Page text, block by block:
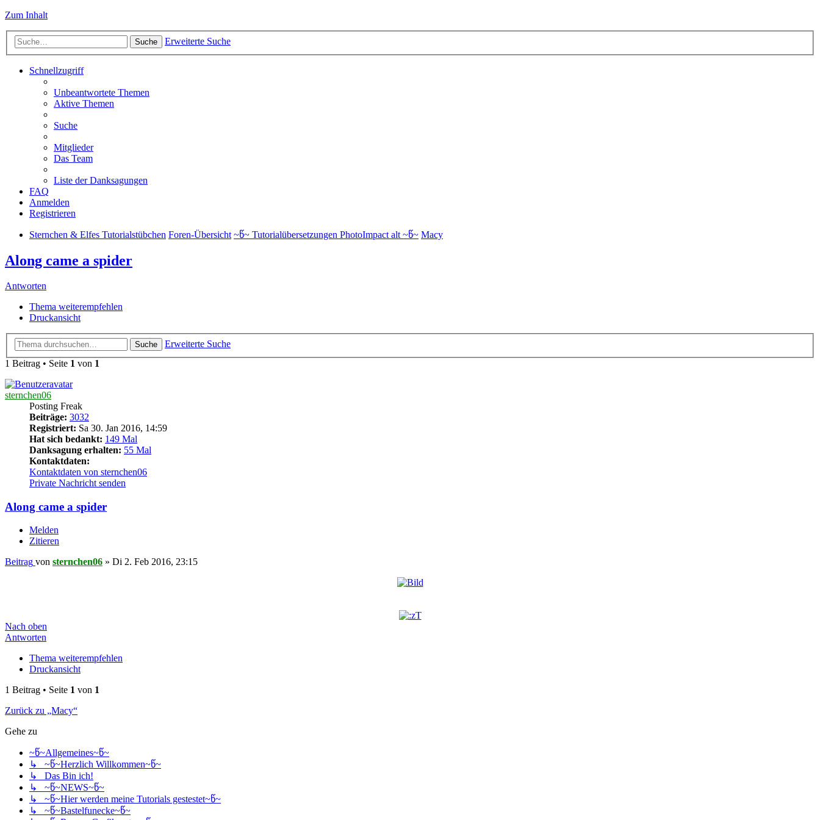
Zum Inhalt
Suche Erweiterte Suche
Schnellzugriff
Unbeantwortete Themen
Aktive Themen
Suche
Mitglieder
Das Team
Liste der Danksagungen
FAQ
Anmelden
Registrieren
Sternchen & Elfes Tutorialstübchen Foren-Übersicht ~წ~ Tutorialübersetzungen PhotoImpact alt ~წ~ Macy
Along came a spider
Antworten
Thema weiterempfehlen
Druckansicht
Suche
Erweiterte Suche
1 Beitrag • Seite 1 von 1
sternchen06
Posting Freak
Beiträge: 3032
Registriert: Sa 30. Jan 2016, 14:59
Hat sich bedankt: 149 Mal
Danksagung erhalten: 55 Mal
Kontaktdaten:
Kontaktdaten von sternchen06
Private Nachricht senden
Along came a spider
Melden
Zitieren
Beitrag von sternchen06 » Di 2. Feb 2016, 23:15
Nach oben
Antworten
Thema weiterempfehlen
Druckansicht
1 Beitrag • Seite 1 von 1
Zurück zu „Macy“
Gehe zu
~წ~Allgemeines~წ~
↳ ~წ~Herzlich Willkommen~წ~
↳ Das Bin ich!
↳ ~წ~NEWS~წ~
↳ ~წ~Hier werden meine Tutorials gestestet~წ~
↳ ~წ~Bastelfunecke~წ~